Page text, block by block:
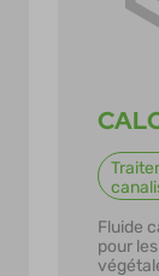
Fluide
pour